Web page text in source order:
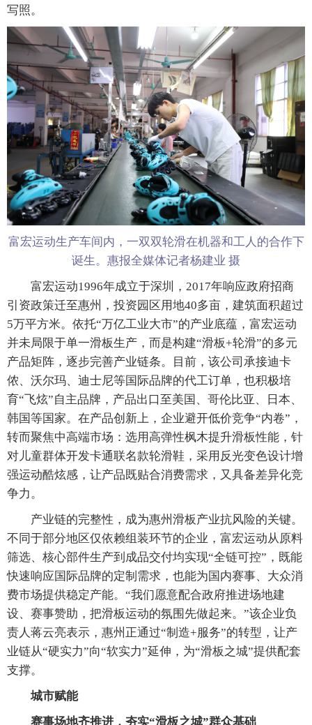
写照。
富宏运动生产车间内，一双双轮滑在机器和工人的合作下
诞生。惠报全媒体记者杨建业 摄
富宏运动1996年成立于深圳，2017年响应政府招商
引资政策迁至惠州，投资园区用地40多亩，建筑面积超过
5万平方米。依托“万亿工业大市”的产业底蕴，富宏运动
并未局限于单一滑板生产，而是构建“滑板+轮滑”的多元
产品矩阵，逐步完善产业链条。目前，该公司承接迪卡
侬、沃尔玛、迪士尼等国际品牌的代工订单，也积极培
育“飞炫”自主品牌，产品出口至美国、哥伦比亚、日本、
韩国等国家。在产品创新上，企业避开低价竞争“内卷”，
转而聚焦中高端市场：选用高弹性枫木提升滑板性能，针
对儿童群体开发卡通联名款轮滑鞋，采用反光变色设计增
强运动酷炫感，让产品既贴合消费需求，又具备差异化竞
争力。
产业链的完整性，成为惠州滑板产业抗风险的关键。
不同于部分地区仅依赖组装环节的企业，富宏运动从原料
筛选、核心部件生产到成品交付均实现“全链可控”，既能
快速响应国际品牌的定制需求，也能为国内赛事、大众消
费市场提供稳定产能。“我们愿意配合政府推进场地建
设、赛事赞助，把滑板运动的氛围先做起来。”该企业负
责人蒋云亮表示，惠州正通过“制造+服务”的转型，让产
业链从“硬实力”向“软实力”延伸，为“滑板之城”提供配套
支撑。
城市赋能
赛事场地齐推进，夯实“滑板之城”群众基础